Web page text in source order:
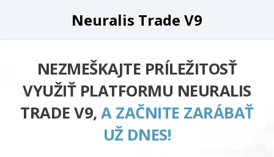
Neuralis Trade V9
NEZMEŠKAJTE PRÍLEŽITOSŤ
VYUŽIŤ PLATFORMU NEURALIS
TRADE V9,A ZAČNITE ZARÁBAŤ
UŽ DNES!